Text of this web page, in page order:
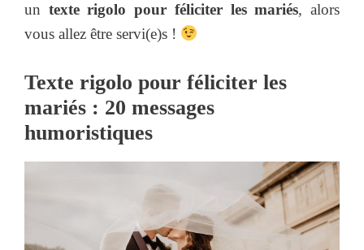
un texte rigolo pour féliciter les mariés, alors
vous allez être servi(e)s !
Texte rigolo pour féliciter les
mariés : 20 messages
humoristiques